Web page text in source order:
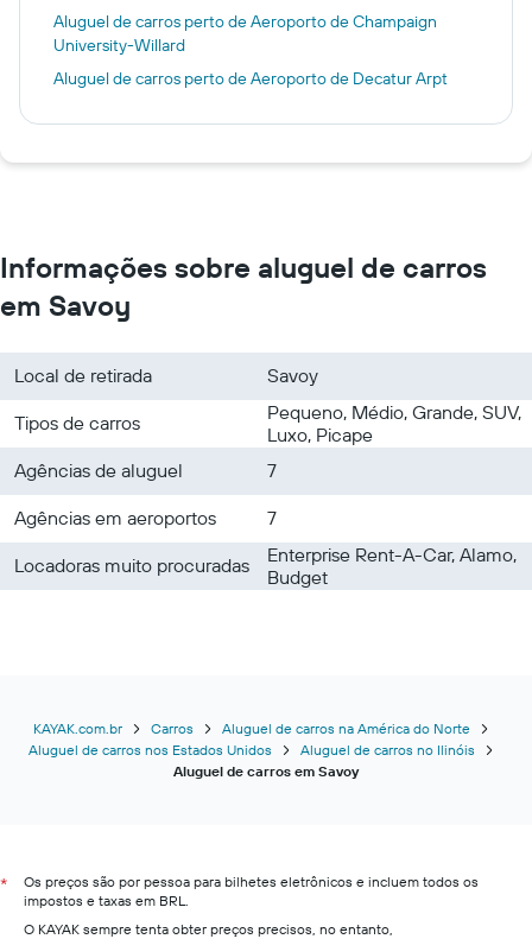
Aluguel de carros perto de Aeroporto de Champaign
University-Willard
Aluguel de carros perto de Aeroporto de Decatur Arpt
Informações sobre aluguel de carros
em Savoy
Local de retirada
Savoy
Tipos de carros
Pequeno, Médio, Grande, SUV,
Luxo, Picape
Agências de aluguel
7
Agências em aeroportos
7
Locadoras muito procuradas
Enterprise Rent-A-Car, Alamo,
Budget
KAYAK.com.br Carros
Aluguel de carros na América do Norte
Aluguel de carros nos Estados Unidos
Aluguel de carros no Ilinóis
Aluguel de carros em Savoy
*
Os preços são por pessoa para bilhetes eletrônicos e incluem todos os
impostos e taxas em BRL.
O KAYAK sempre tenta obter preços precisos, no entanto,